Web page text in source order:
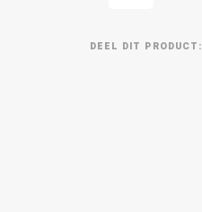
DEEL DIT PRODUCT: